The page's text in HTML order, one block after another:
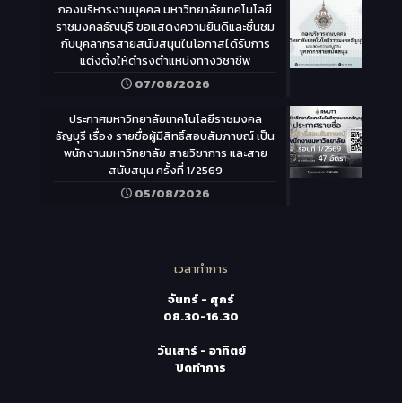
กองบริหารงานบุคคล มหาวิทยาลัยเทคโนโลยี
ราชมงคลธัญบุรี ขอแสดงความยินดีและชื่นชม
กับบุคลากรสายสนับสนุนในโอกาสได้รับการ
แต่งตั้งให้ดำรงตำแหน่งทางวิชาชีพ
07/08/2026
ประกาศมหาวิทยาลัยเทคโนโลยีราชมงคล
ธัญบุรี เรื่อง รายชื่อผู้มีสิทธิ์สอบสัมภาษณ์ เป็น
พนักงานมหาวิทยาลัย สายวิชาการ และสาย
สนับสนุน ครั้งที่ 1/2569
05/08/2026
เวลาทำการ
จันทร์ - ศุกร์
08.30-16.30
วันเสาร์ - อาทิตย์
ปิดทำการ